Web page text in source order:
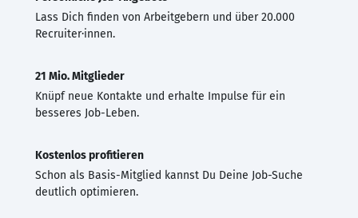
Lass Dich finden von Arbeitgebern und über 20.000
Recruiter·innen.
21 Mio. Mitglieder
Knüpf neue Kontakte und erhalte Impulse für ein
besseres Job-Leben.
Kostenlos profitieren
Schon als Basis-Mitglied kannst Du Deine Job-Suche
deutlich optimieren.